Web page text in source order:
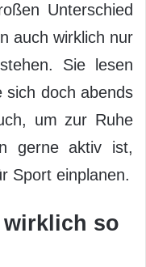
Unterschied
auch wirklich nur
Sie lesen
sich doch abends
um zur Ruhe
gerne aktiv ist,
Sport einplanen.
wirklich so